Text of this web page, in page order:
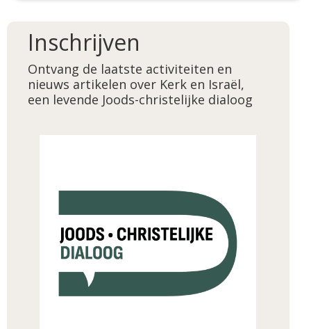
Inschrijven
Ontvang de laatste activiteiten en
nieuws artikelen over Kerk en Israël,
een levende Joods-christelijke dialoog